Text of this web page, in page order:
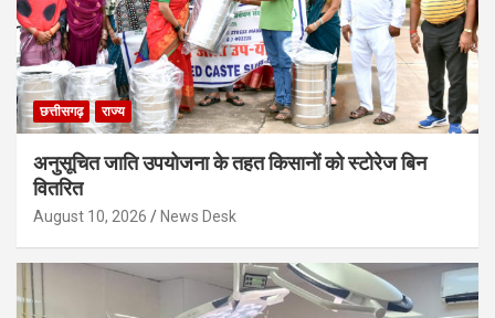
छत्तीसगढ़ राज्य
अनुसूचित जाति उपयोजना के तहत किसानों को स्टोरेज बिन
वितरित
August 10, 2026 News Desk